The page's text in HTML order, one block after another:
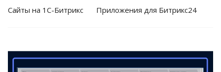
Cайты на 1С-Битрикс Приложения для Битрикс24